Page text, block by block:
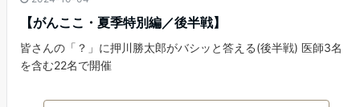
【がんここ・夏季特別編／後半戦】
皆さんの「？」に押川勝太郎がバシッと答える(後半戦) 医師3名
を含む22名で開催